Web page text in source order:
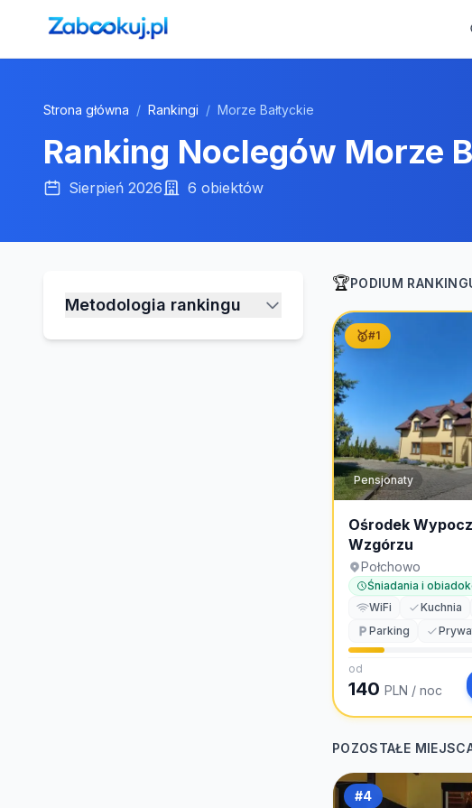
Strona główna / Rankingi / Morze Bałtyckie
Ranking Noclegów Morze
Sierpień 2026 6 obiektów
Metodologia rankingu
🏆PODIUM
🥇#1
Pensjonaty
Ośrodek
Wzgórzu
Połchowo
Śniadania i
WiFi
Kuchnia
Parking
od
140 PLN / noc
POZOSTAŁE
#4